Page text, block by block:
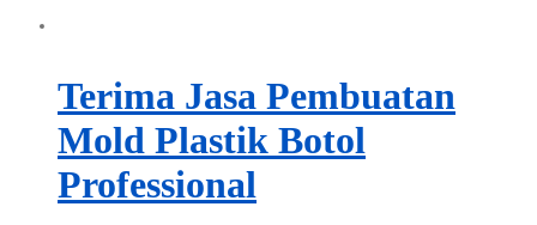
Terima Jasa Pembuatan
Mold Plastik Botol
Professional